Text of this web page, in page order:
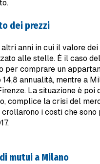
dei prezzi
altri anni in cui il valore
alle stelle. È il caso
per comprare un
annualità, mentre a
La situazione è poi
complice la crisi del
i costi che sono
mutui a Milano